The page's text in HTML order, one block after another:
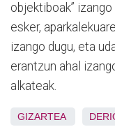
objektiboak”
esker,
izango dugu, eta
erantzun ahal
alkateak.
GIZARTEA